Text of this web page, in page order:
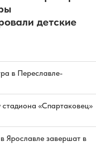
детские
в Переславле-
«Спартаковец»
Ярославле завершат в